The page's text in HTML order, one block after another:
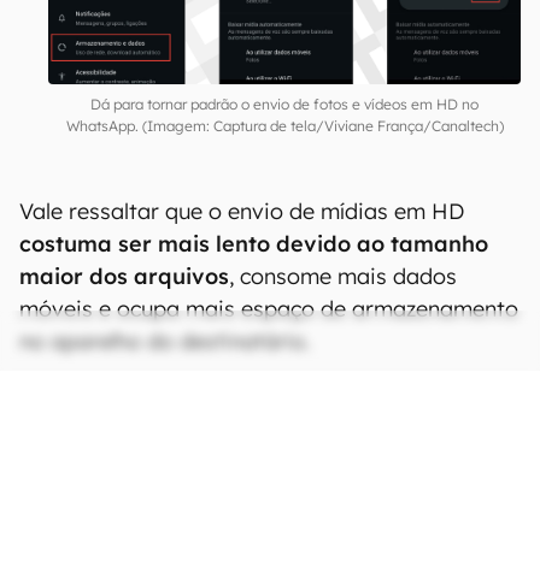
Dá para tornar padrão o envio de fotos e vídeos em HD no
WhatsApp. (Imagem: Captura de tela/Viviane França/Canaltech)
Vale ressaltar que o envio de mídias em HD
costuma ser mais lento devido ao tamanho
maior dos arquivos, consome mais dados
móveis e ocupa mais espaço de armazenamento
no aparelho do destinatário.